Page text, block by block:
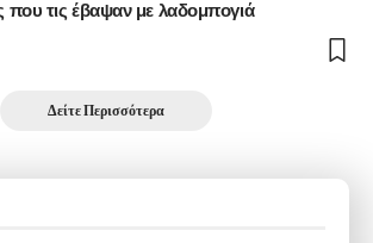
που τις έβαψαν με λαδομπογιά
Δείτε Περισσότερα